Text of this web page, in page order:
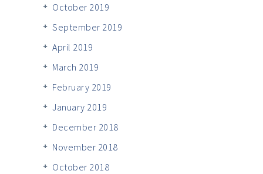
October 2019
September 2019
April 2019
March 2019
February 2019
January 2019
December 2018
November 2018
October 2018